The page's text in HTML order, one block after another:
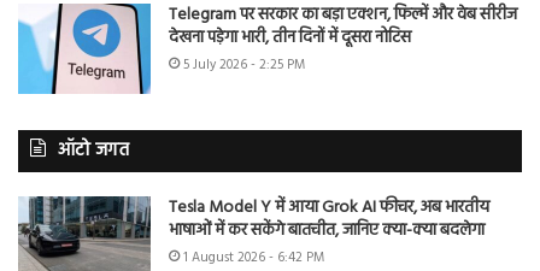
Telegram पर सरकार का बड़ा एक्शन, फिल्में और वेब सीरीज
देखना पड़ेगा भारी, तीन दिनों में दूसरा नोटिस
5 July 2026 - 2:25 PM
ऑटो जगत
Tesla Model Y में आया Grok AI फीचर, अब भारतीय
भाषाओं में कर सकेंगे बातचीत, जानिए क्या-क्या बदलेगा
1 August 2026 - 6:42 PM